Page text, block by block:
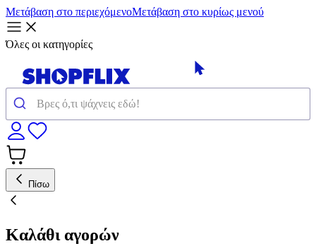
Μετάβαση στο περιεχόμενοΜετάβαση στο κυρίως μενού
Όλες οι κατηγορίες
Πίσω
Καλάθι αγορών